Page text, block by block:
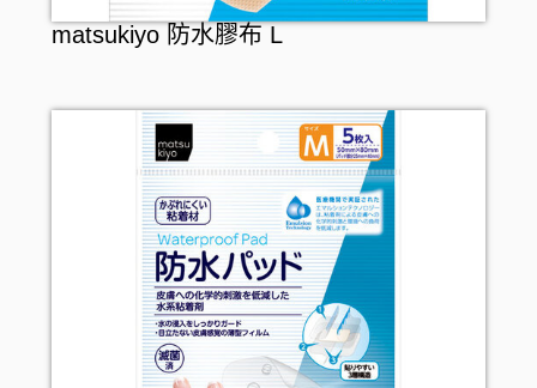
matsukiyo 防水膠布 L